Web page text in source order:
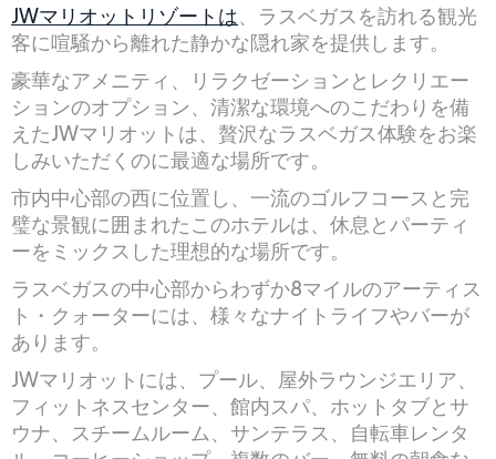
JWマリオットリゾートは、ラスベガスを訪れる観光
客に喧騒から離れた静かな隠れ家を提供します。
豪華なアメニティ、リラクゼーションとレクリエー
ションのオプション、清潔な環境へのこだわりを備
えたJWマリオットは、贅沢なラスベガス体験をお楽
しみいただくのに最適な場所です。
市内中心部の西に位置し、一流のゴルフコースと完
璧な景観に囲まれたこのホテルは、休息とパーティ
ーをミックスした理想的な場所です。
ラスベガスの中心部からわずか8マイルのアーティス
ト・クォーターには、様々なナイトライフやバーが
あります。
JWマリオットには、プール、屋外ラウンジエリア、
フィットネスセンター、館内スパ、ホットタブとサ
ウナ、スチームルーム、サンテラス、自転車レンタ